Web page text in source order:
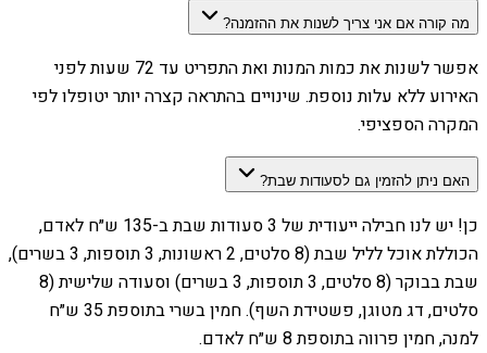
מה קורה אם אני צריך לשנות את ההזמנה?
אפשר לשנות את כמות המנות ואת התפריט עד 72 שעות לפני
האירוע ללא עלות נוספת. שינויים בהתראה קצרה יותר יטופלו לפי
המקרה הספציפי.
האם ניתן להזמין גם לסעודות שבת?
כן! יש לנו חבילה ייעודית של 3 סעודות שבת ב-135 ש״ח לאדם,
הכוללת אוכל לליל שבת (8 סלטים, 2 ראשונות, 3 תוספות, 3 בשרים),
שבת בבוקר (8 סלטים, 3 תוספות, 3 בשרים) וסעודה שלישית (8
סלטים, דג מטוגן, פשטידת השף). חמין בשרי בתוספת 35 ש״ח
למנה, חמין פרווה בתוספת 8 ש״ח לאדם.